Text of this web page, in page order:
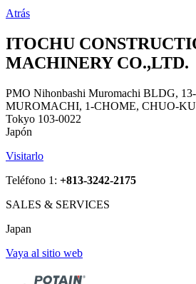
Atrás
ITOCHU
MACHINERY CO.,LTD.
PMO Nihonbashi Muromachi BLDG,
MUROMACHI, 1-CHOME, CHUO-KU
Tokyo 103-0022
Japón
Visitarlo
Teléfono 1: +813-3242-2175
SALES & SERVICES
Japan
Vaya al sitio web